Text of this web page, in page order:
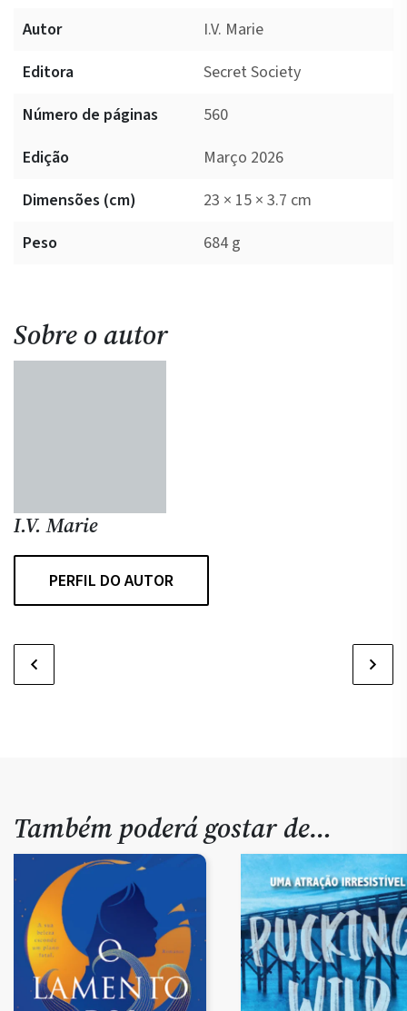
Autor
I.V. Marie
Editora
Secret Society
Número de páginas
560
Edição
Março 2026
Dimensões (cm)
23 × 15 × 3.7 cm
Peso
684 g
Sobre o autor
I.V. Marie
PERFIL DO AUTOR
Também poderá gostar de…